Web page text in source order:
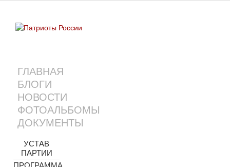
ГЛАВНАЯ
БЛОГИ
НОВОСТИ
ФОТОАЛЬБОМЫ
ДОКУМЕНТЫ
УСТАВ
ПАРТИИ
ПРОГРАММА